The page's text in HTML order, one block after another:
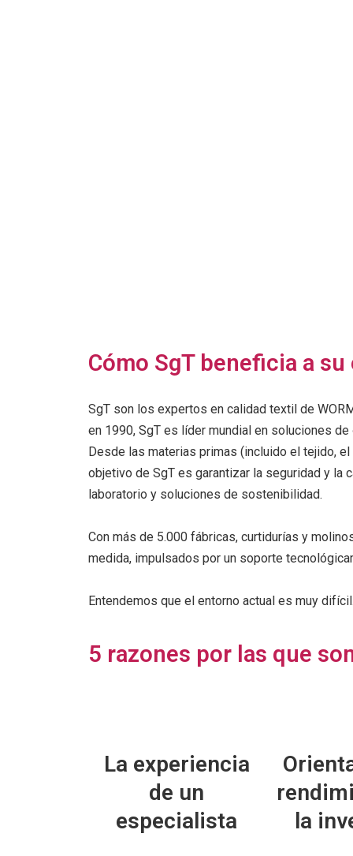
Cómo SgT beneficia a su
SgT son los expertos en calidad textil de
en 1990, SgT es líder mundial en soluciones
Desde las materias primas (incluido el tejido,
objetivo de SgT es garantizar la seguridad y
laboratorio y soluciones de sostenibilidad.
Con más de 5.000 fábricas, curtidurías y
medida, impulsados por un soporte
Entendemos que el entorno actual es muy
5 razones por las que
La experiencia
de un
especialista
la